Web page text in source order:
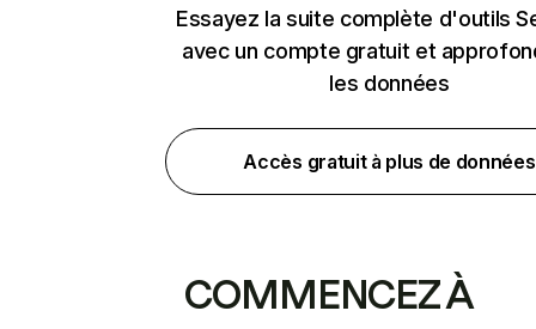
Essayez la suite complète d'outils
avec un compte gratuit et
les données
Accès gratuit à plus de données
COMMENCEZ À